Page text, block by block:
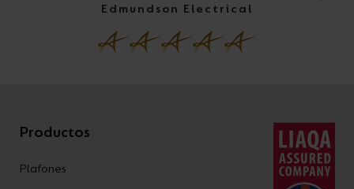
Edmundson Electrical
Productos
Plafones